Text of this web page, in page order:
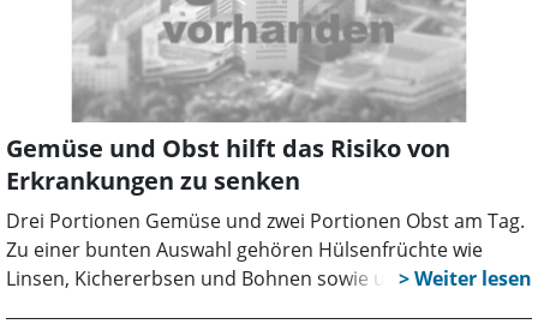
Gemüse und Obst hilft das Risiko von
Erkrankungen zu senken
Drei Portionen Gemüse und zwei Portionen Obst am Tag.
Zu einer bunten Auswahl gehören Hülsenfrüchte wie
Linsen, Kichererbsen und Bohnen sowie ungesalzene